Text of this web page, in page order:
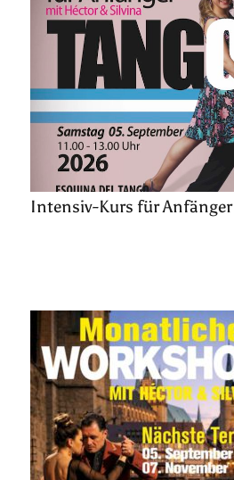
Intensiv-Kurs für Anfänger